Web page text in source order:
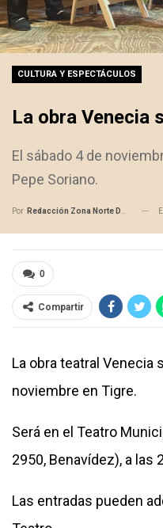
CULTURA Y ESPECTÁCULOS
La obra Venecia
El sábado 4 de
Pepe Soriano.
Por Redacción Zona Norte Daily El
0
Compartir
La obra teatral Venecia
noviembre en Tigre.
Será en el Teatro
2950, Benavídez), a las
Las entradas pueden